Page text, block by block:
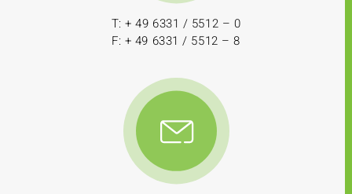
T: + 49 6331 / 5512 – 0
F: + 49 6331 / 5512 – 8